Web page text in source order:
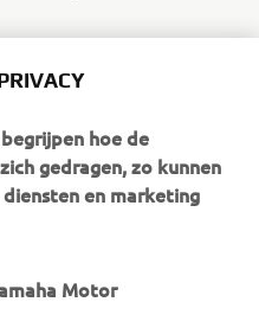
tijdens de eerste race.
gevochten te hebben
van de drie maar het
moest genoegen
Nick is op het Circuit
geëindigd en daardoor
hoe de
gedragen, zo kunnen
en marketing
Motor